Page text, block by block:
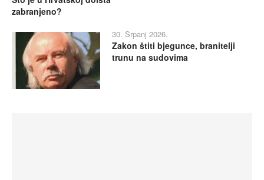
zabranjeno?
30. Srpanj 2026.
Zakon štiti bjegunce, branitelji
trunu na sudovima